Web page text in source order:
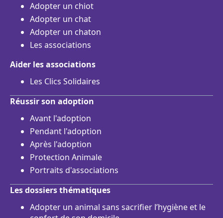
Adopter un chiot
Adopter un chat
Adopter un chaton
Les associations
Aider les associations
Les Clics Solidaires
Réussir son adoption
Avant l'adoption
Pendant l'adoption
Après l'adoption
Protection Animale
Portraits d'associations
Les dossiers thématiques
Adopter un animal sans sacrifier l’hygiène et le